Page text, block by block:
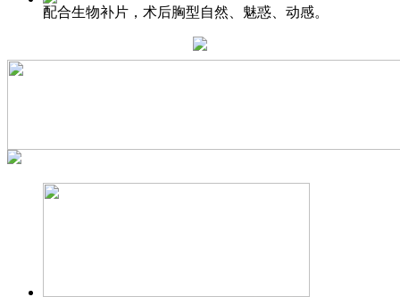
配合生物补片，术后胸型自然、魅惑、动感。